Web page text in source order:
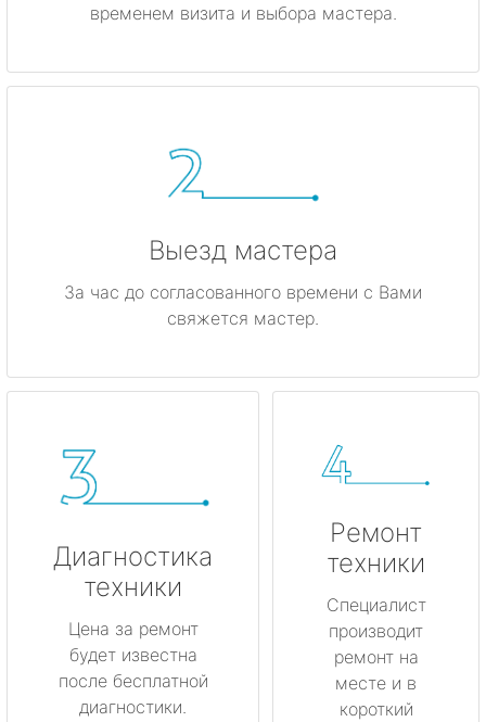
временем визита и выбора мастера.
Выезд мастера
За час до согласованного времени с Вами
свяжется мастер.
Диагностика
техники
Цена за ремонт
будет известна
после бесплатной
диагностики.
Ремонт
техники
Специалист
производит
ремонт на
месте и в
короткий